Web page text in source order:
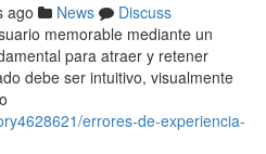
ago News
Discuss
memorable mediante un
para atraer y retener
debe ser intuitivo, visualmente
errores-de-experiencia-